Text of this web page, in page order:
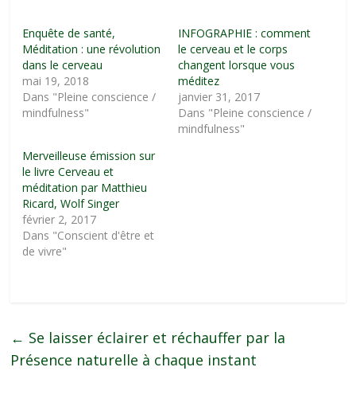
Enquête de santé,
Méditation : une révolution
dans le cerveau
mai 19, 2018
Dans "Pleine conscience /
mindfulness"
INFOGRAPHIE : comment
le cerveau et le corps
changent lorsque vous
méditez
janvier 31, 2017
Dans "Pleine conscience /
mindfulness"
Merveilleuse émission sur
le livre Cerveau et
méditation par Matthieu
Ricard, Wolf Singer
février 2, 2017
Dans "Conscient d'être et
de vivre"
← Se laisser éclairer et réchauffer par la
Présence naturelle à chaque instant